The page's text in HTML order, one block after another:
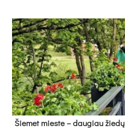
Šie­met mies­te – dau­giau žie­dų